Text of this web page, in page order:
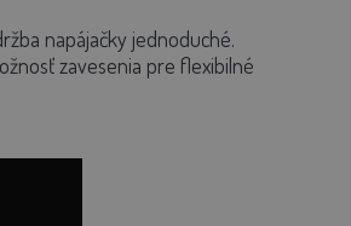
napájačky jednoduché.
zavesenia pre flexibilné